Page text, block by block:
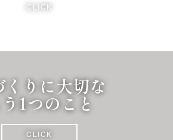
CLICK
くりに大切な
1つのこと
CLICK